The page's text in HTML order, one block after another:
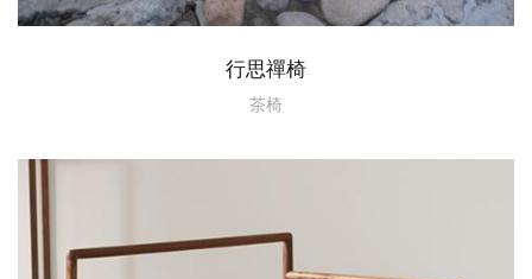
行思禪椅
茶椅